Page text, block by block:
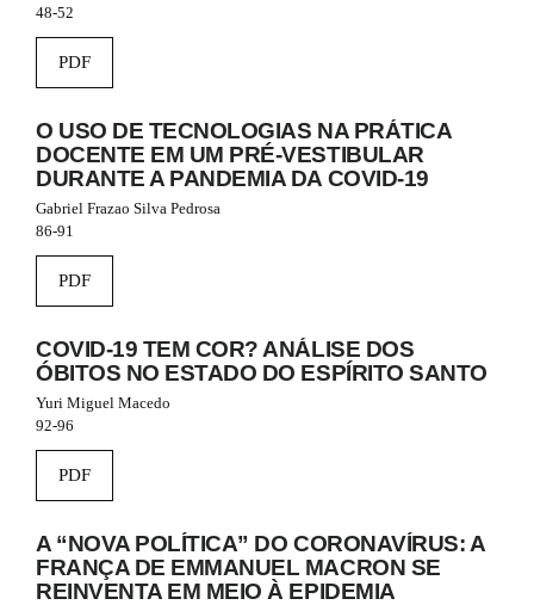
e
s
l
e
_
m
e
n
u
s
d
e
a
48-52
PDF
O USO DE TECNOLOGIAS NA PRÁTICA
DOCENTE EM UM PRÉ-VESTIBULAR
DURANTE A PANDEMIA DA COVID-19
Gabriel Frazao Silva Pedrosa
86-91
PDF
COVID-19 TEM COR? ANÁLISE DOS
ÓBITOS NO ESTADO DO ESPÍRITO SANTO
Yuri Miguel Macedo
92-96
PDF
A “NOVA POLÍTICA” DO CORONAVÍRUS: A
FRANÇA DE EMMANUEL MACRON SE
REINVENTA EM MEIO À EPIDEMIA